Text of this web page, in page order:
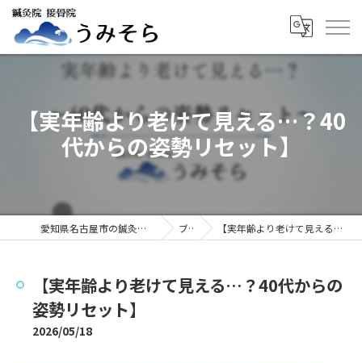
【実年齢より老けて見える…？40
代からの姿勢リセット】
愛知県名古屋市の鍼灸院なら鍼灸院接骨院うみそら ブログ 【実年齢より老けて見える…？40代からの姿勢リセット】
【実年齢より老けて見える…？40代からの
姿勢リセット】
2026/05/18